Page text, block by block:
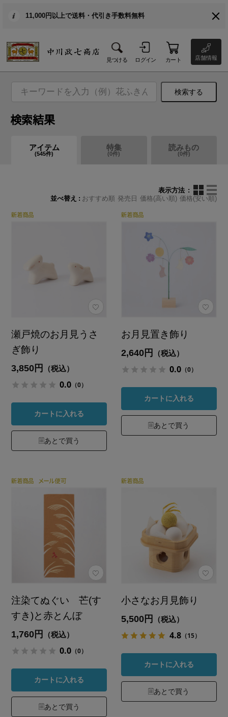
11,000円以上で送料・代引き手数料無料
見つける ログイン カート 店舗情報
検索する
検索結果
アイテム
(545件)
特集
(0件)
読みもの
(0件)
表示方法
並べ替え
おすすめ順 発売日 価格(高い順) 価格(安い順)
瀬戸焼のお月見うさ
ぎ飾り
3,850円 （税込）
0.0 （0）
カートに入れる
あとで買う
お月見置き飾り
2,640円 （税込）
0.0 （0）
カートに入れる
あとで買う
注染てぬぐい 芒(す
すき)と赤とんぼ
1,760円 （税込）
0.0 （0）
カートに入れる
あとで買う
小さなお月見飾り
5,500円 （税込）
4.8 （15）
カートに入れる
あとで買う